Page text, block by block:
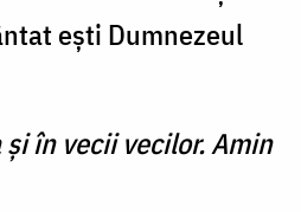
eşti Dumnezeul
în vecii vecilor. Amin